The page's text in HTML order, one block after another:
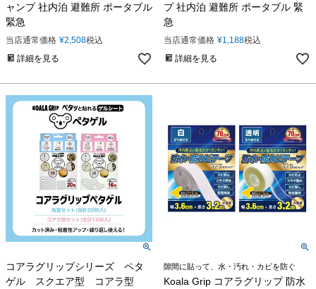
ャンプ 社内泊 避難所 ポータブル
緊急
当店通常価格 ¥2,508税込
詳細を見る
プ 社内泊 避難所 ポータブル 緊
急
当店通常価格 ¥1,188税込
詳細を見る
コアラグリップシリーズ ペタ
ゲル スクエア型 コアラ型
隙間に貼って、水・汚れ・カビを防ぐ
Koala Grip コアラグリップ 防水